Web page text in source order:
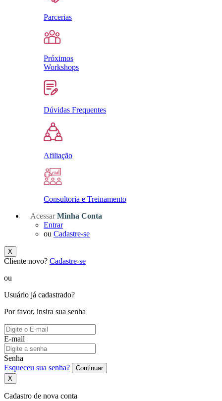
Parcerias
Próximos
Workshops
Dúvidas Frequentes
Afiliação
Consultoria e Treinamento
Acessar Minha Conta
Entrar
ou Cadastre-se
X
Cliente novo? Cadastre-se
ou
Usuário já cadastrado?
Por favor, insira sua senha
E-mail
Senha
Esqueceu sua senha?
Continuar
X
Cadastro de nova conta